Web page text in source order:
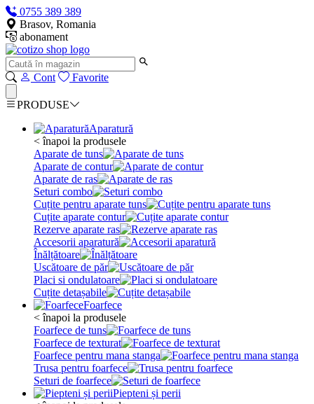
0755 389 389
Brasov, Romania
abonament
Cont Favorite
PRODUSE
Aparatură
< înapoi la produsele
Aparate de tuns
Aparate de contur
Aparate de ras
Seturi combo
Cuțite pentru aparate tuns
Cuțite aparate contur
Rezerve aparate ras
Accesorii aparatură
Înălțătoare
Uscătoare de păr
Placi si ondulatoare
Cuțite detașabile
Foarfece
< înapoi la produsele
Foarfece de tuns
Foarfece de texturat
Foarfece pentru mana stanga
Trusa pentru foarfece
Seturi de foarfece
Piepteni și perii